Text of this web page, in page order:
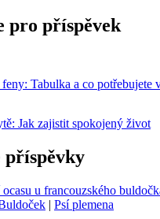
pro příspěvek
Tabulka a co potřebujete
Jak zajistit spokojený život
příspěvky
| Psí plemena